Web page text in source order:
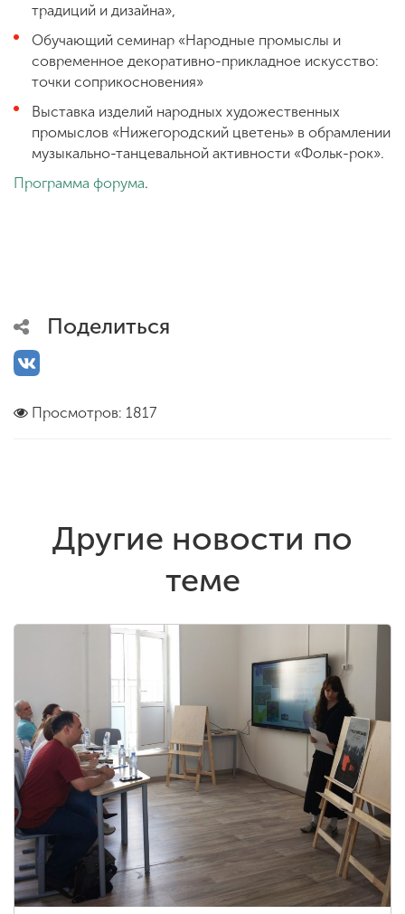
традиций и дизайна»,
Обучающий семинар «Народные промыслы и
современное декоративно-прикладное искусство:
точки соприкосновения»
Выставка изделий народных художественных
промыслов «Нижегородский цветень» в обрамлении
музыкально-танцевальной активности «Фольк-рок».
Программа форума.
Поделиться
Просмотров: 1817
Другие новости по
теме